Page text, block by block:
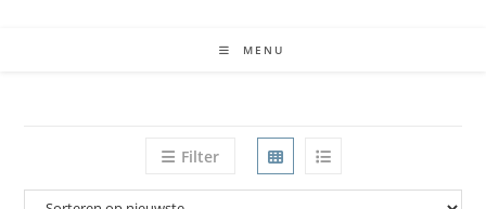
MENU
Filter